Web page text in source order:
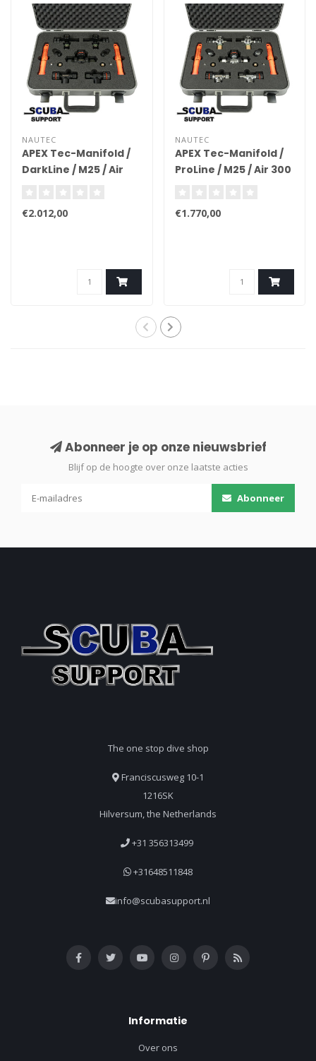
NAUTEC
APEX Tec-Manifold /
DarkLine / M25 / Air
€2.012,00
NAUTEC
APEX Tec-Manifold /
ProLine / M25 / Air 300
€1.770,00
Abonneer je op onze nieuwsbrief
Blijf op de hoogte over onze laatste acties
Abonneer
The one stop dive shop
Franciscusweg 10-1
1216SK
Hilversum, the Netherlands
+31 356313499
+31648511848
info@scubasupport.nl
Informatie
Over ons